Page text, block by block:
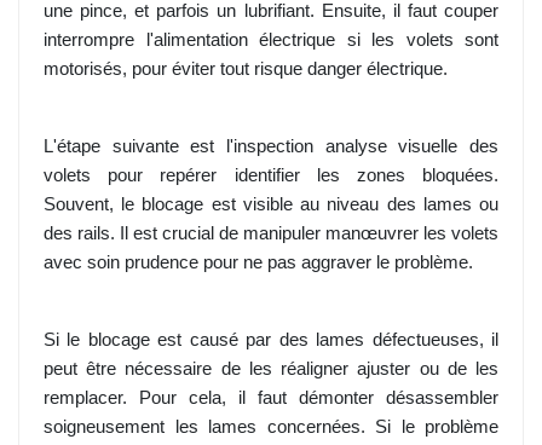
une pince, et parfois un lubrifiant. Ensuite, il faut couper
interrompre l'alimentation électrique si les volets sont
motorisés, pour éviter tout risque danger électrique.
L'étape suivante est l'inspection analyse visuelle des
volets pour repérer identifier les zones bloquées.
Souvent, le blocage est visible au niveau des lames ou
des rails. Il est crucial de manipuler manœuvrer les volets
avec soin prudence pour ne pas aggraver le problème.
Si le blocage est causé par des lames défectueuses, il
peut être nécessaire de les réaligner ajuster ou de les
remplacer. Pour cela, il faut démonter désassembler
soigneusement les lames concernées. Si le problème